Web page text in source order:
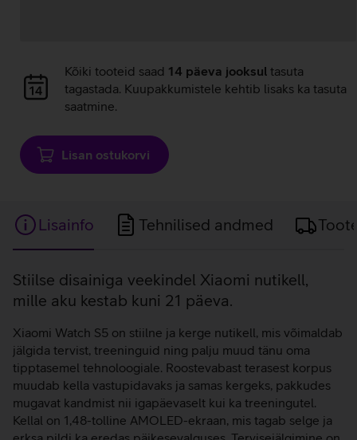
Andmete
laadimine
Kõiki tooteid saad 14 päeva jooksul tasuta
tagastada. Kuupakkumistele kehtib lisaks ka tasuta
saatmine.
Lisan ostukorvi
Lisainfo Tehnilised andmed
Lisainfo
Stiilse disainiga veekindel Xiaomi nutikell,
mille aku kestab kuni 21 päeva.
Xiaomi Watch S5 on stiilne ja kerge nutikell, mis võimaldab
jälgida tervist, treeninguid ning palju muud tänu oma
tipptasemel tehnoloogiale. Roostevabast terasest korpus
muudab kella vastupidavaks ja samas kergeks, pakkudes
mugavat kandmist nii igapäevaselt kui ka treeningutel.
Kellal on 1,48-tolline AMOLED-ekraan, mis tagab selge ja